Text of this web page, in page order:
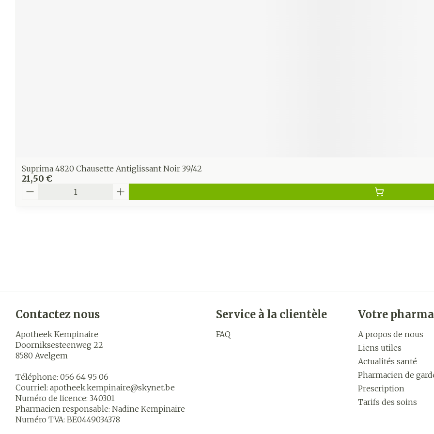
Suprima 4820 Chausette Antiglissant Noir 39/42
21,50 €
Contactez nous
Apotheek Kempinaire
Doorniksesteenweg 22
8580 Avelgem
Téléphone: 056 64 95 06
Courriel: apotheek.kempinaire@skynet.be
Numéro de licence: 340301
Pharmacien responsable: Nadine Kempinaire
Numéro TVA: BE0449034378
Service à la clientèle
FAQ
Votre
A propos de nous
Liens utiles
Actualités santé
Pharmacien de
Prescription
Tarifs des soins